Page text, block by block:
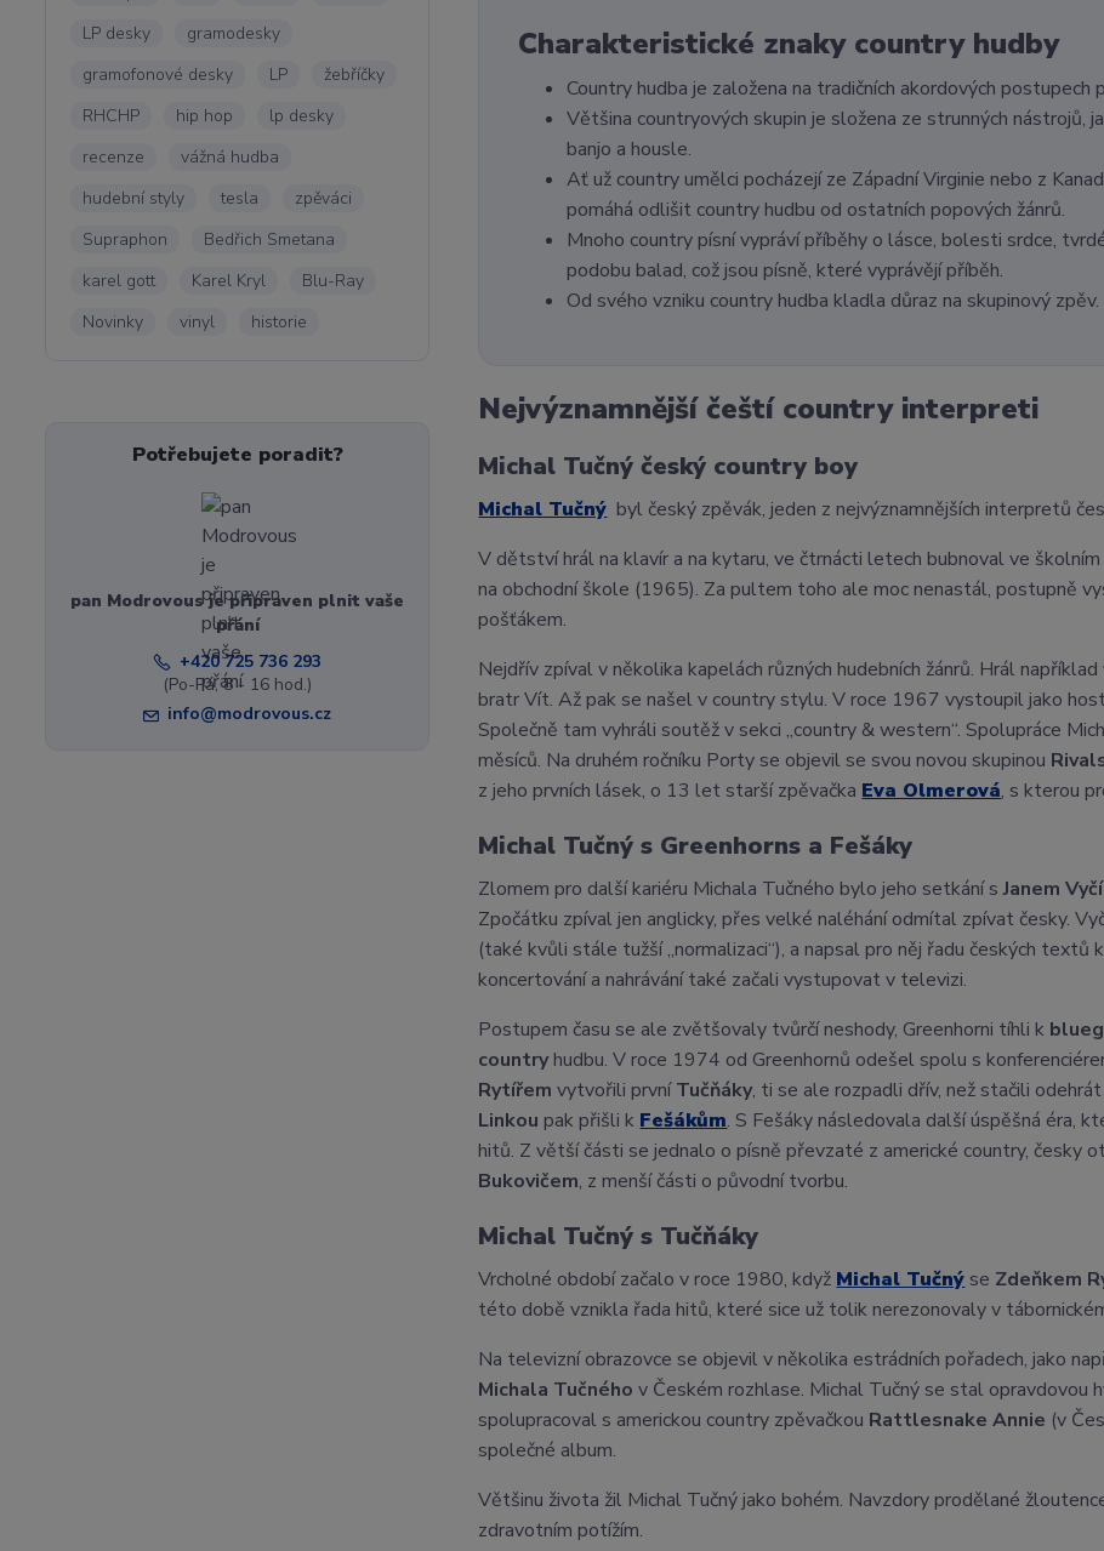
LP desky
gramodesky
gramofonové desky
LP
žebříčky
RHCHP
hip hop
lp desky
recenze
vážná hudba
hudební styly
tesla
zpěváci
Supraphon
Bedřich Smetana
karel gott
Karel Kryl
Blu-Ray
Novinky
vinyl historie
Potřebujete poradit?
pan Modrovous je připraven plnit vaše
přání
+420 725 736 293
(Po-Pá, 8 - 16 hod.)
info@modrovous.cz
Charakteristické znaky country hudby
Country hudba je založena na tradičních akordových postupech
Většina countryových skupin je složena ze strunných
banjo a housle.
Ať už country umělci pocházejí ze Západní Virginie nebo z
pomáhá odlišit country hudbu od ostatních popových žánrů.
Mnoho country písní vypráví příběhy o lásce, bolesti srdce,
podobu balad, což jsou písně, které vyprávějí příběh.
Od svého vzniku country hudba kladla důraz na skupinový zpěv.
Nejvýznamnější čeští country interpreti
Michal Tučný český country boy
Michal Tučný byl český zpěvák, jeden z nejvýznamnějších interpretů
V dětství hrál na klavír a na kytaru, ve čtrnácti letech bubnoval ve
na obchodní škole (1965). Za pultem toho ale moc nenastál, postupně
pošťákem.
Nejdřív zpíval v několika kapelách různých hudebních žánrů. Hrál
bratr Vít. Až pak se našel v country stylu. V roce 1967 vystoupil jako
Společně tam vyhráli soutěž v sekci „country & western“. Spolupráce
měsíců. Na druhém ročníku Porty se objevil se svou novou skupinou
z jeho prvních lásek, o 13 let starší zpěvačka Eva Olmerová, s kterou
Michal Tučný s Greenhorns a Fešáky
Zlomem pro další kariéru Michala Tučného bylo jeho setkání sJanem
Zpočátku zpíval jen anglicky, přes velké naléhání odmítal zpívat česky.
(také kvůli stále tužší „normalizaci“), a napsal pro něj řadu českých textů
koncertování a nahrávání také začali vystupovat v televizi.
Postupem času se ale zvětšovaly tvůrčí neshody, Greenhorni tíhli k
countryhudbu. V roce 1974 od Greenhornů odešel spolu s
Rytířem vytvořili prvníTučňáky, ti se ale rozpadli dřív, než stačili
Linkou pak přišli k Fešákům. S Fešáky následovala další úspěšná éra,
hitů. Z větší části se jednalo o písně převzaté z americké country, česky
Bukovičem, z menší části o původní tvorbu.
Michal Tučný s Tučňáky
Vrcholné období začalo v roce 1980, když Michal Tučný se Zdeňkem
této době vznikla řada hitů, které sice už tolik nerezonovaly v
Na televizní obrazovce se objevil v několika estrádních pořadech, jako
Michala Tučného v Českém rozhlase. Michal Tučný se stal opravdovou
spolupracoval s americkou country zpěvačkou Rattlesnake Annie (v
společné album.
Většinu života žil Michal Tučný jako bohém. Navzdory prodělané
zdravotním potížím.